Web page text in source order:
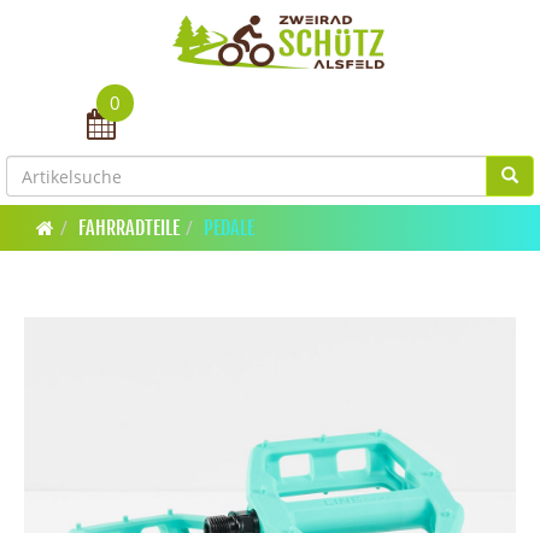
Toggle navigation
0
FAHRRADTEILE PEDALE